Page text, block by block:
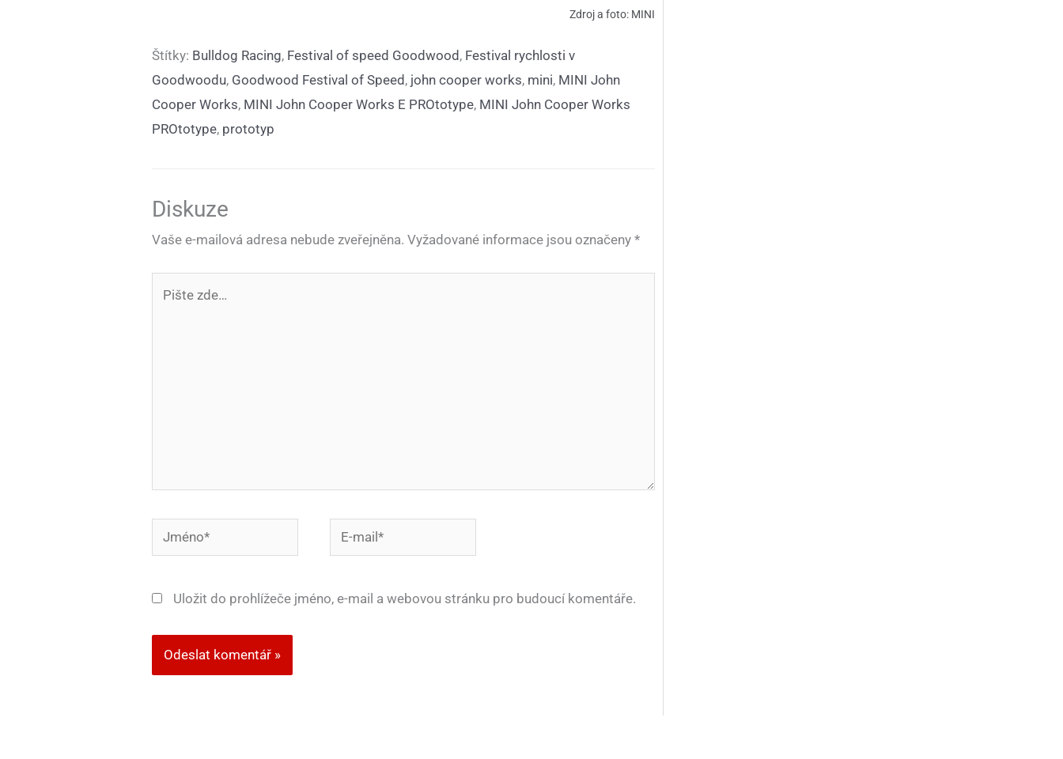
Zdroj a foto: MINI
Štítky: Bulldog Racing, Festival of speed Goodwood , Festival rychlosti v
Goodwoodu, Goodwood Festival of Speed , john cooper works, mini, MINI John
Cooper Works, MINI John Cooper Works E PROtotype, MINI John Cooper Works
PROtotype, prototyp
Diskuze
Vaše e-mailová adresa nebude zveřejněna. Vyžadované informace jsou označeny *
Jméno*
mail*
Uložit do prohlížeče jméno, e-mail a webovou stránku pro budoucí komentáře.